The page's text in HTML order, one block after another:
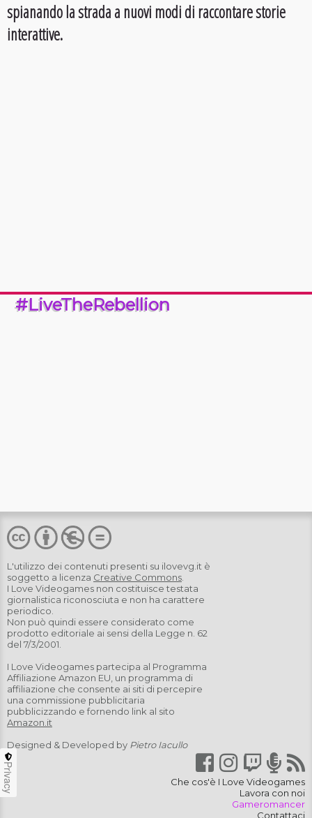
spianando la strada a nuovi modi di raccontare storie
interattive.
#LiveTheRebellion
L'utilizzo dei contenuti presenti su ilovevg.it è
soggetto a licenza Creative Commons
I Love Videogames non costituisce testata
giornalistica riconosciuta e non ha carattere
periodico.
Non può quindi essere considerato come
prodotto editoriale ai sensi della Legge n. 62
del 7/3/2001.
I Love Videogames partecipa al Programma
Affiliazione Amazon EU, un programma di
affiliazione che consente ai siti di percepire
una commissione pubblicitaria
pubblicizzando e fornendo link al sito
Amazon.it
Designed & Developed by Pietro Iacullo
Che cos'è I Love Videogames
Lavora con noi
Gameromancer
Contattaci
Privacy